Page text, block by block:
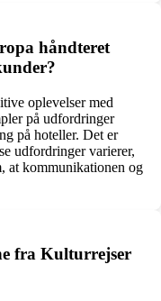
håndteret
oplevelser med
på udfordringer
på hoteller. Det er
udfordringer varierer,
at kommunikationen og
fra Kulturrejser